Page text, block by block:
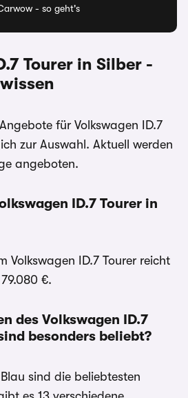
- so geht's
Tourer in Silber -
für Volkswagen ID.7
zur Auswahl. Aktuell werden
angeboten.
ID.7 Tourer in
Volkswagen ID.7 Tourer reicht
€.
des Volkswagen ID.7
besonders beliebt?
sind die beliebtesten